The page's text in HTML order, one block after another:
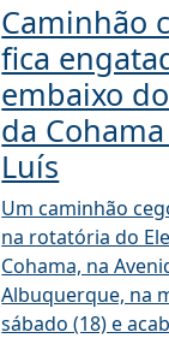
Caminhão
fica
embaixo
da
Luís
Um caminhão
na rotatória do
Cohama, na
Albuquerque, na
sábado (18) e